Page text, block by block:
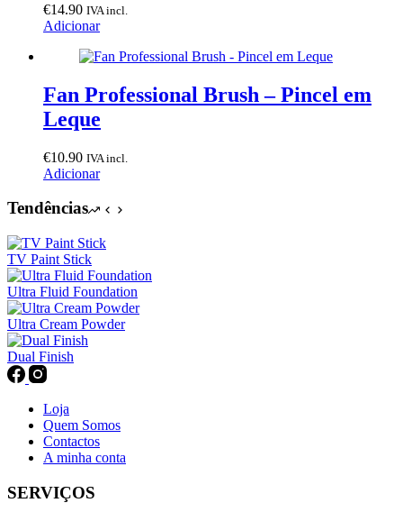
€14.90 IVA incl.
Adicionar
Fan Professional Brush – Pincel em
Leque
€10.90 IVA incl.
Adicionar
Tendências
TV Paint Stick
Ultra Fluid Foundation
Ultra Cream Powder
Dual Finish
Loja
Quem Somos
Contactos
A minha conta
SERVIÇOS